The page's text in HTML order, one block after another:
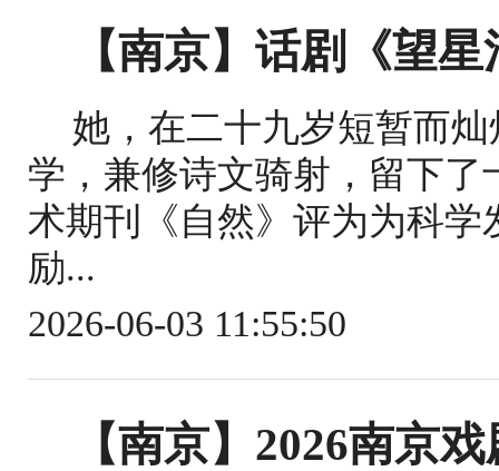
【南京】话剧《望星
她，在二十九岁短暂而
学，兼修诗文骑射，留下
术期刊《自然》评为为科
励...
2026-06-03 11:55:50
【南京】2026南京